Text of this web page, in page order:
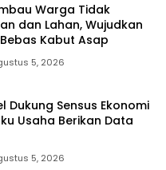
Warga Tidak
dan Lahan, Wujudkan
Kabut Asap
5, 2026
Dukung Sensus Ekonomi
Usaha Berikan Data
5, 2026